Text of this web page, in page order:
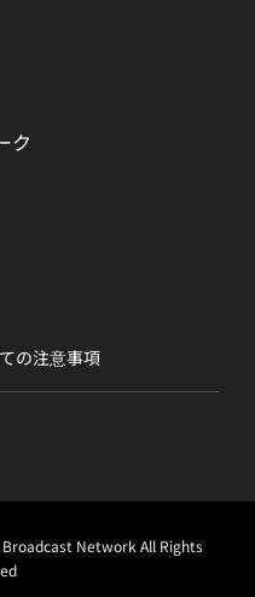
の注意事項
ク
Network All Rights